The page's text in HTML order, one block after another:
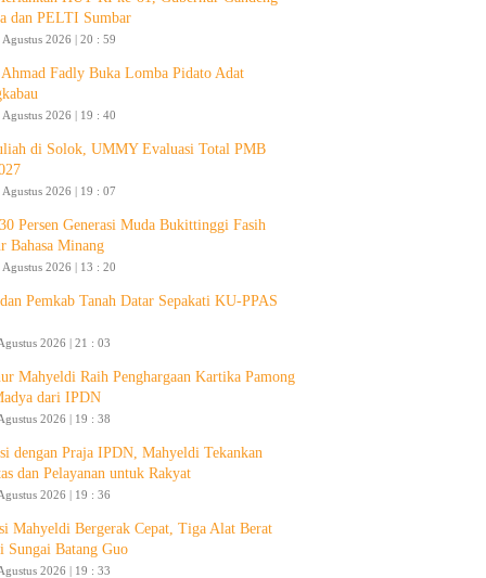
dan PELTI Sumbar
2026 | 20 : 59
Ahmad Fadly Buka Lomba Pidato Adat
2026 | 19 : 40
di Solok, UMMY Evaluasi Total PMB
2026 | 19 : 07
Persen Generasi Muda Bukittinggi Fasih
Bahasa Minang
2026 | 13 : 20
Pemkab Tanah Datar Sepakati KU-PPAS
2026 | 21 : 03
Mahyeldi Raih Penghargaan Kartika Pamong
dari IPDN
2026 | 19 : 38
dengan Praja IPDN, Mahyeldi Tekankan
dan Pelayanan untuk Rakyat
2026 | 19 : 36
Mahyeldi Bergerak Cepat, Tiga Alat Berat
Sungai Batang Guo
2026 | 19 : 33